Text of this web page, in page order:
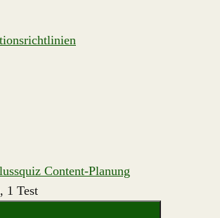
Content-Planung
1 Test